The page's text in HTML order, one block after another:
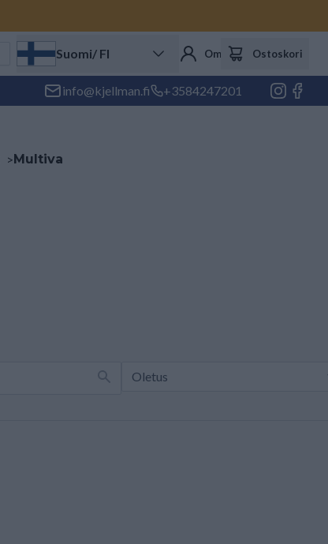
Suomi/ FI Oma tili Ostoskori
info@kjellman.fi +3584247201
>Multiva